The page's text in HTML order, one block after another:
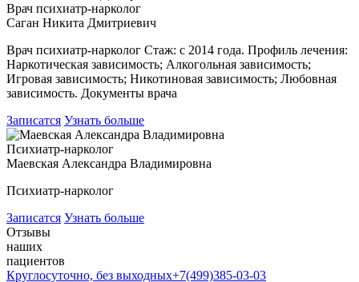
Врач психиатр-нарколог
Саган Никита Дмитриевич
Врач психиатр-нарколог Стаж: с 2014 года. Профиль лечения:
Наркотическая зависимость; Алкогольная зависимость;
Игровая зависимость; Никотиновая зависимость; Любовная
зависимость. Документы врача
Записатся Узнать больше
Психиатр-нарколог
Маевская Александра Владимировна
Психиатр-нарколог
Записатся Узнать больше
Отзывы
наших
пациентов
Круглосуточно, без выходных+7(499)385-03-03